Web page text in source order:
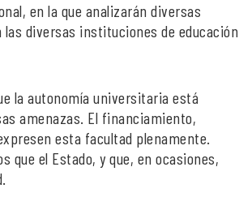
en la que analizarán diversas
diversas instituciones de educación
la autonomía universitaria está
amenazas. El financiamiento,
esta facultad plenamente.
que el Estado, y que, en ocasiones,